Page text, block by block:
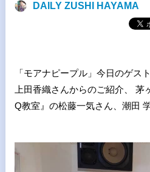
DAILY ZUSHI HAYAMA
「モアナピープル」今日のゲス
上田香織さんからのご紹介、
Q教室』の松藤一気さん、潮田